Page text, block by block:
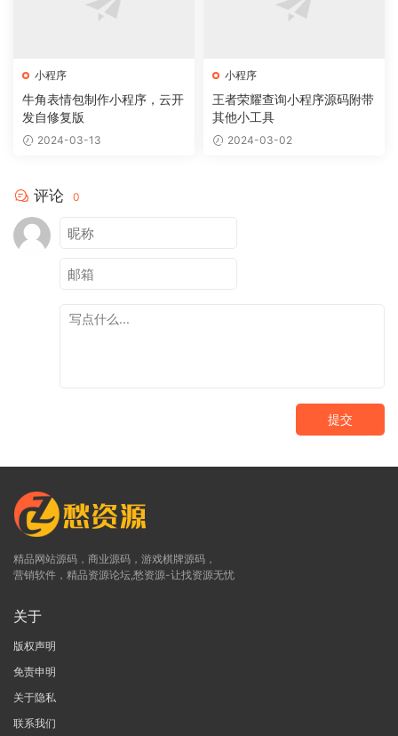
小程序
牛角表情包制作小程序，云开
发自修复版
2024-03-13
小程序
王者荣耀查询小程序源码附带
其他小工具
2024-03-02
评论 0
提交
精品网站源码，商业源码，游戏棋牌源码，
营销软件，精品资源论坛,愁资源-让找资源无忧
关于
版权声明
免责申明
关于隐私
联系我们